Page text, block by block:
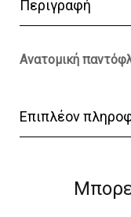
Περιγραφή
Ανατομική
Επιπλέον